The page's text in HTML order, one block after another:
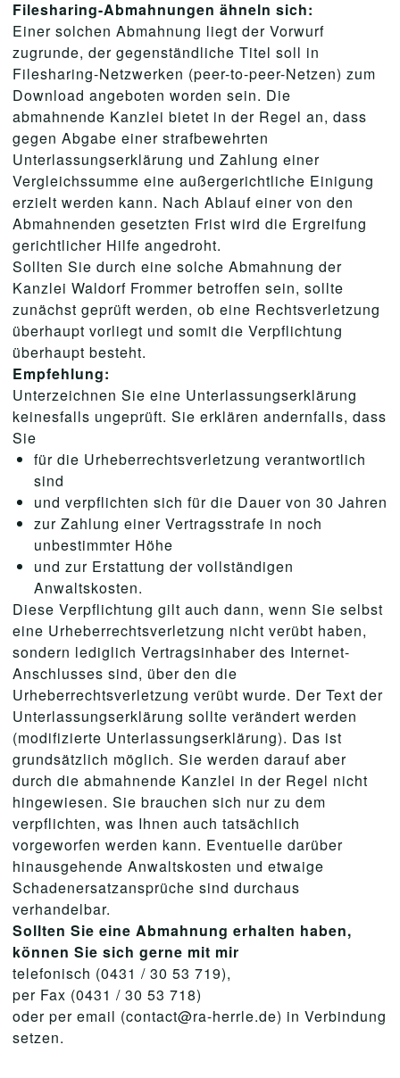
Filesharing-Abmahnungen ähneln sich:
Einer solchen Abmahnung liegt der Vorwurf
zugrunde, der gegenständliche Titel soll in
Filesharing-Netzwerken (peer-to-peer-Netzen) zum
Download angeboten worden sein. Die
abmahnende Kanzlei bietet in der Regel an, dass
gegen Abgabe einer strafbewehrten
Unterlassungserklärung und Zahlung einer
Vergleichssumme eine außergerichtliche Einigung
erzielt werden kann. Nach Ablauf einer von den
Abmahnenden gesetzten Frist wird die Ergreifung
gerichtlicher Hilfe angedroht.
Sollten Sie durch eine solche Abmahnung der
Kanzlei Waldorf Frommer betroffen sein, sollte
zunächst geprüft werden, ob eine Rechtsverletzung
überhaupt vorliegt und somit die Verpflichtung
überhaupt besteht.
Empfehlung:
Unterzeichnen Sie eine Unterlassungserklärung
keinesfalls ungeprüft. Sie erklären andernfalls, dass
Sie
für die Urheberrechtsverletzung verantwortlich
sind
und verpflichten sich für die Dauer von 30 Jahren
zur Zahlung einer Vertragsstrafe in noch
unbestimmter Höhe
und zur Erstattung der vollständigen
Anwaltskosten.
Diese Verpflichtung gilt auch dann, wenn Sie selbst
eine Urheberrechtsverletzung nicht verübt haben,
sondern lediglich Vertragsinhaber des Internet-
Anschlusses sind, über den die
Urheberrechtsverletzung verübt wurde. Der Text der
Unterlassungserklärung sollte verändert werden
(modifizierte Unterlassungserklärung). Das ist
grundsätzlich möglich. Sie werden darauf aber
durch die abmahnende Kanzlei in der Regel nicht
hingewiesen. Sie brauchen sich nur zu dem
verpflichten, was Ihnen auch tatsächlich
vorgeworfen werden kann. Eventuelle darüber
hinausgehende Anwaltskosten und etwaige
Schadenersatzansprüche sind durchaus
verhandelbar.
Sollten Sie eine Abmahnung erhalten haben,
können Sie sich gerne mit mir
telefonisch (0431 / 30 53 719),
per Fax (0431 / 30 53 718)
oder per email (contact@ra-herrle.de) in Verbindung
setzen.